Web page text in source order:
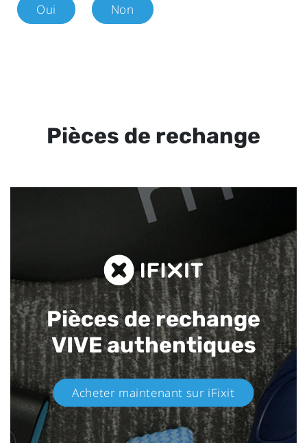
Oui Non
Pièces de rechange
Pièces de rechange
VIVE authentiques​
Acheter maintenant sur iFixit​